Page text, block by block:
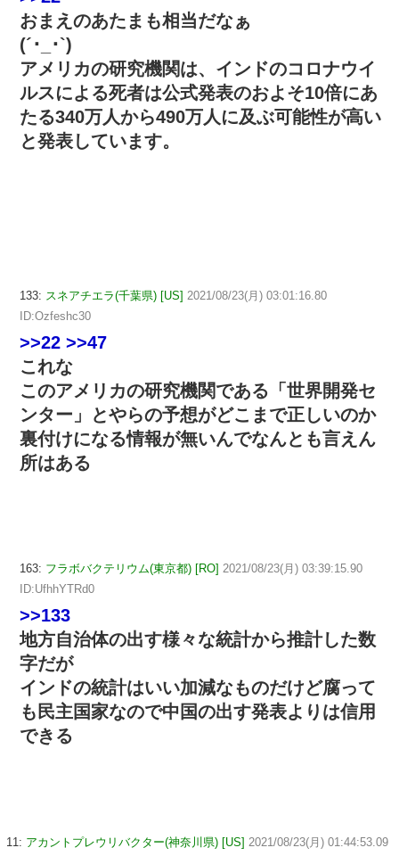
おまえのあたまも相当だなぁ
(´･_･`)
アメリカの研究機関は、インドのコロナウイ
ルスによる死者は公式発表のおよそ10倍にあ
たる340万人から490万人に及ぶ可能性が高い
と発表しています。
133: スネアチエラ(千葉県) [US] 2021/08/23(月) 03:01:16.80
ID:Ozfeshc30
>>22 >>47
これな
このアメリカの研究機関である「世界開発セ
ンター」とやらの予想がどこまで正しいのか
裏付けになる情報が無いんでなんとも言えん
所はある
163: フラボバクテリウム(東京都) [RO] 2021/08/23(月) 03:39:15.90
ID:UfhhYTRd0
>>133
地方自治体の出す様々な統計から推計した数
字だが
インドの統計はいい加減なものだけど腐って
も民主国家なので中国の出す発表よりは信用
できる
11: アカントプレウリバクター(神奈川県) [US] 2021/08/23(月) 01:44:53.09